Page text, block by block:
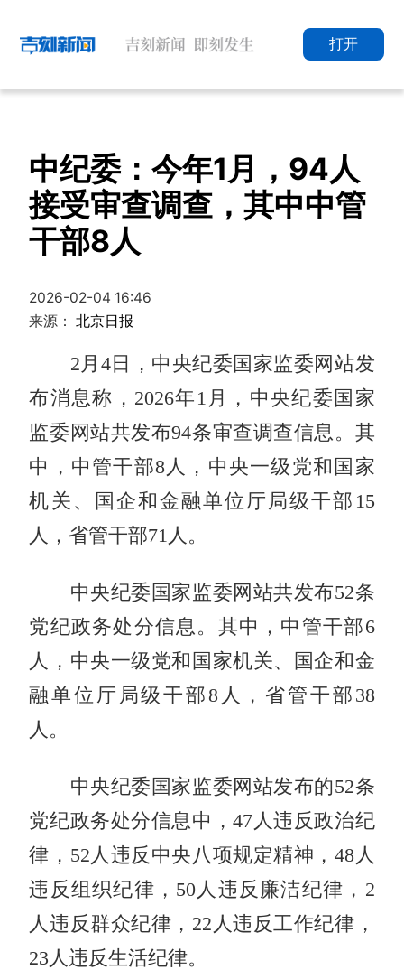
打开
中纪委：今年1月，94人
接受审查调查，其中中管
干部8人
2026-02-04 16:46
来源：北京日报
2月4日，中央纪委国家监委网站发
布消息称，2026年1月，中央纪委国家
监委网站共发布94条审查调查信息。其
中，中管干部8人，中央一级党和国家
机关、国企和金融单位厅局级干部15
人，省管干部71人。
中央纪委国家监委网站共发布52条
党纪政务处分信息。其中，中管干部6
人，中央一级党和国家机关、国企和金
融单位厅局级干部8人，省管干部38
人。
中央纪委国家监委网站发布的52条
党纪政务处分信息中，47人违反政治纪
律，52人违反中央八项规定精神，48人
违反组织纪律，50人违反廉洁纪律，2
人违反群众纪律，22人违反工作纪律，
23人违反生活纪律。